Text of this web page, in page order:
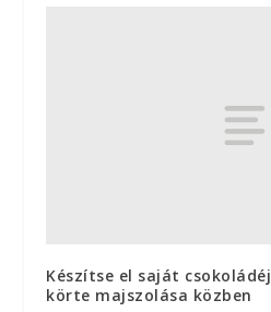
Készítse el saját
körte majszolása közben